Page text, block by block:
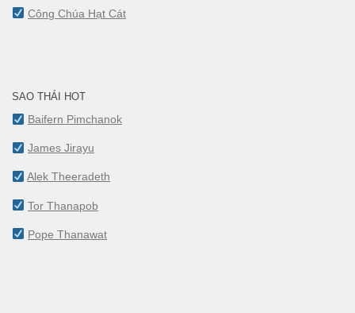
Công Chúa Hạt Cát
SAO THÁI HOT
Baifern Pimchanok
James Jirayu
Alek Theeradeth
Tor Thanapob
Pope Thanawat